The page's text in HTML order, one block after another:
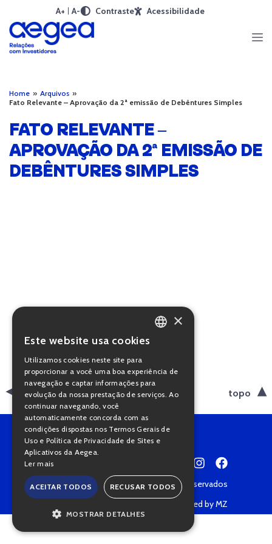
A+ A- Contraste Acessibilidade
Home » Arquivos »
Fato Relevante – Aprovação da 2ª emissão de Debêntures Simples
FATO RELEVANTE –
APROVAÇÃO DA 2ª EMISSÃO DE
DEBÊNTURES SIMPLES
voltar topo
Copyright © 2022 • Todos os direitos reservados
Powered by MZ
PORTUGUESE
×
Este website usa cookies
Utilizamos cookies neste site para
proporcionar a você uma boa experiência de
navegação e captar informações para
evolução da nossa prestação de serviços. Ao
continuar navegando, você
automaticamente concorda com as
condições dispostas nos Termos Gerais de
Uso e Política de Privacidade de Sites e
Aplicativos da Aegea.
Ler mais
ACEITAR TODOS RECUSAR TODOS
MOSTRAR DETALHES